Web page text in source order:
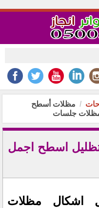
مظلات أسطح
مظلات جلسات
اسطح اجمل
اشكال مظلات